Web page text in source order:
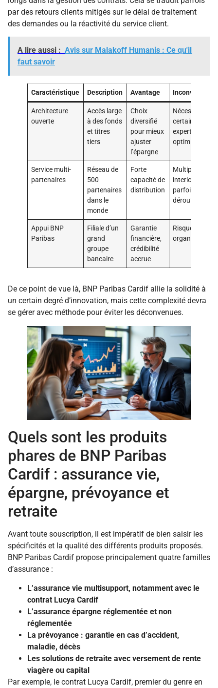
par des retours clients mitigés sur le délai de traitement
des demandes ou la réactivité du service client.
A lire aussi : Avis sur Malakoff Humanis : Ce qu'il
faut savoir
Caractéristique Description Avantage Inconvénient
Architecture
ouverte
Accès large
à des fonds
et titres
tiers
Choix
diversifié
pour mieux
ajuster
l’épargne
Nécessite une
certaine
expertise pour
optimiser
Service multi-
partenaires
Réseau de
500
partenaires
dans le
monde
Forte
capacité de
distribution
Multiplicité des
interlocuteurs
parfois
déroutante
Appui BNP
Paribas
Filiale d’un
grand
groupe
bancaire
Garantie
financière,
crédibilité
accrue
Risque de
De ce point de vue là, BNP Paribas Cardif allie la solidité à
un certain degré d’innovation, mais cette complexité devra
se gérer avec méthode pour éviter les déconvenues.
Quels sont les produits
phares de BNP Paribas
Cardif : assurance vie,
épargne, prévoyance et
retraite
Avant toute souscription, il est impératif de bien saisir les
spécificités et la qualité des différents produits proposés.
BNP Paribas Cardif propose principalement quatre familles
d’assurance :
L’assurance vie multisupport, notamment avec le
contrat Lucya Cardif
L’assurance épargne réglementée et non
réglementée
La prévoyance : garantie en cas d’accident,
maladie, décès
Les solutions de retraite avec versement de rente
viagère ou capital
Par exemple, le contrat Lucya Cardif, premier du genre en